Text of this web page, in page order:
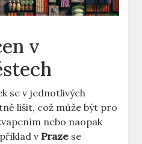
v
se v jednotlivých
lišit, což může být pro
nebo naopak
vPraze se